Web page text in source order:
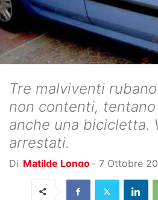
Tre malviventi
non contenti,
anche una bicicletta.
arrestati.
Di Matilde Longo - 7 Ottobre